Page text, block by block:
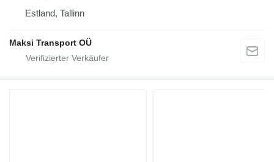
Estland, Tallinn
Maksi Transport OÜ